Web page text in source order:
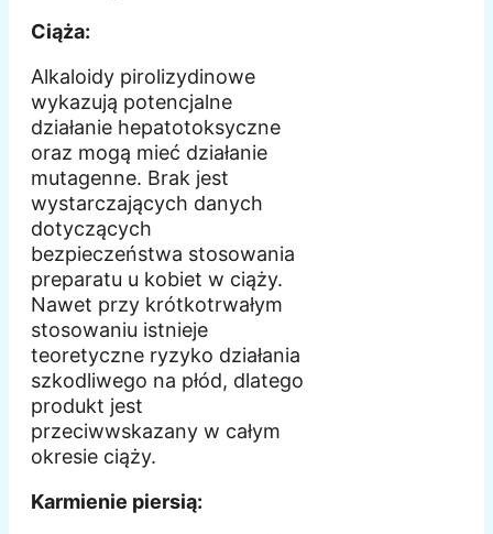
Ciąża:
Alkaloidy pirolizydinowe
wykazują potencjalne
działanie hepatotoksyczne
oraz mogą mieć działanie
mutagenne. Brak jest
wystarczających danych
dotyczących
bezpieczeństwa stosowania
preparatu u kobiet w ciąży.
Nawet przy krótkotrwałym
stosowaniu istnieje
teoretyczne ryzyko działania
szkodliwego na płód, dlatego
produkt jest
przeciwwskazany w całym
okresie ciąży.
Karmienie piersią: